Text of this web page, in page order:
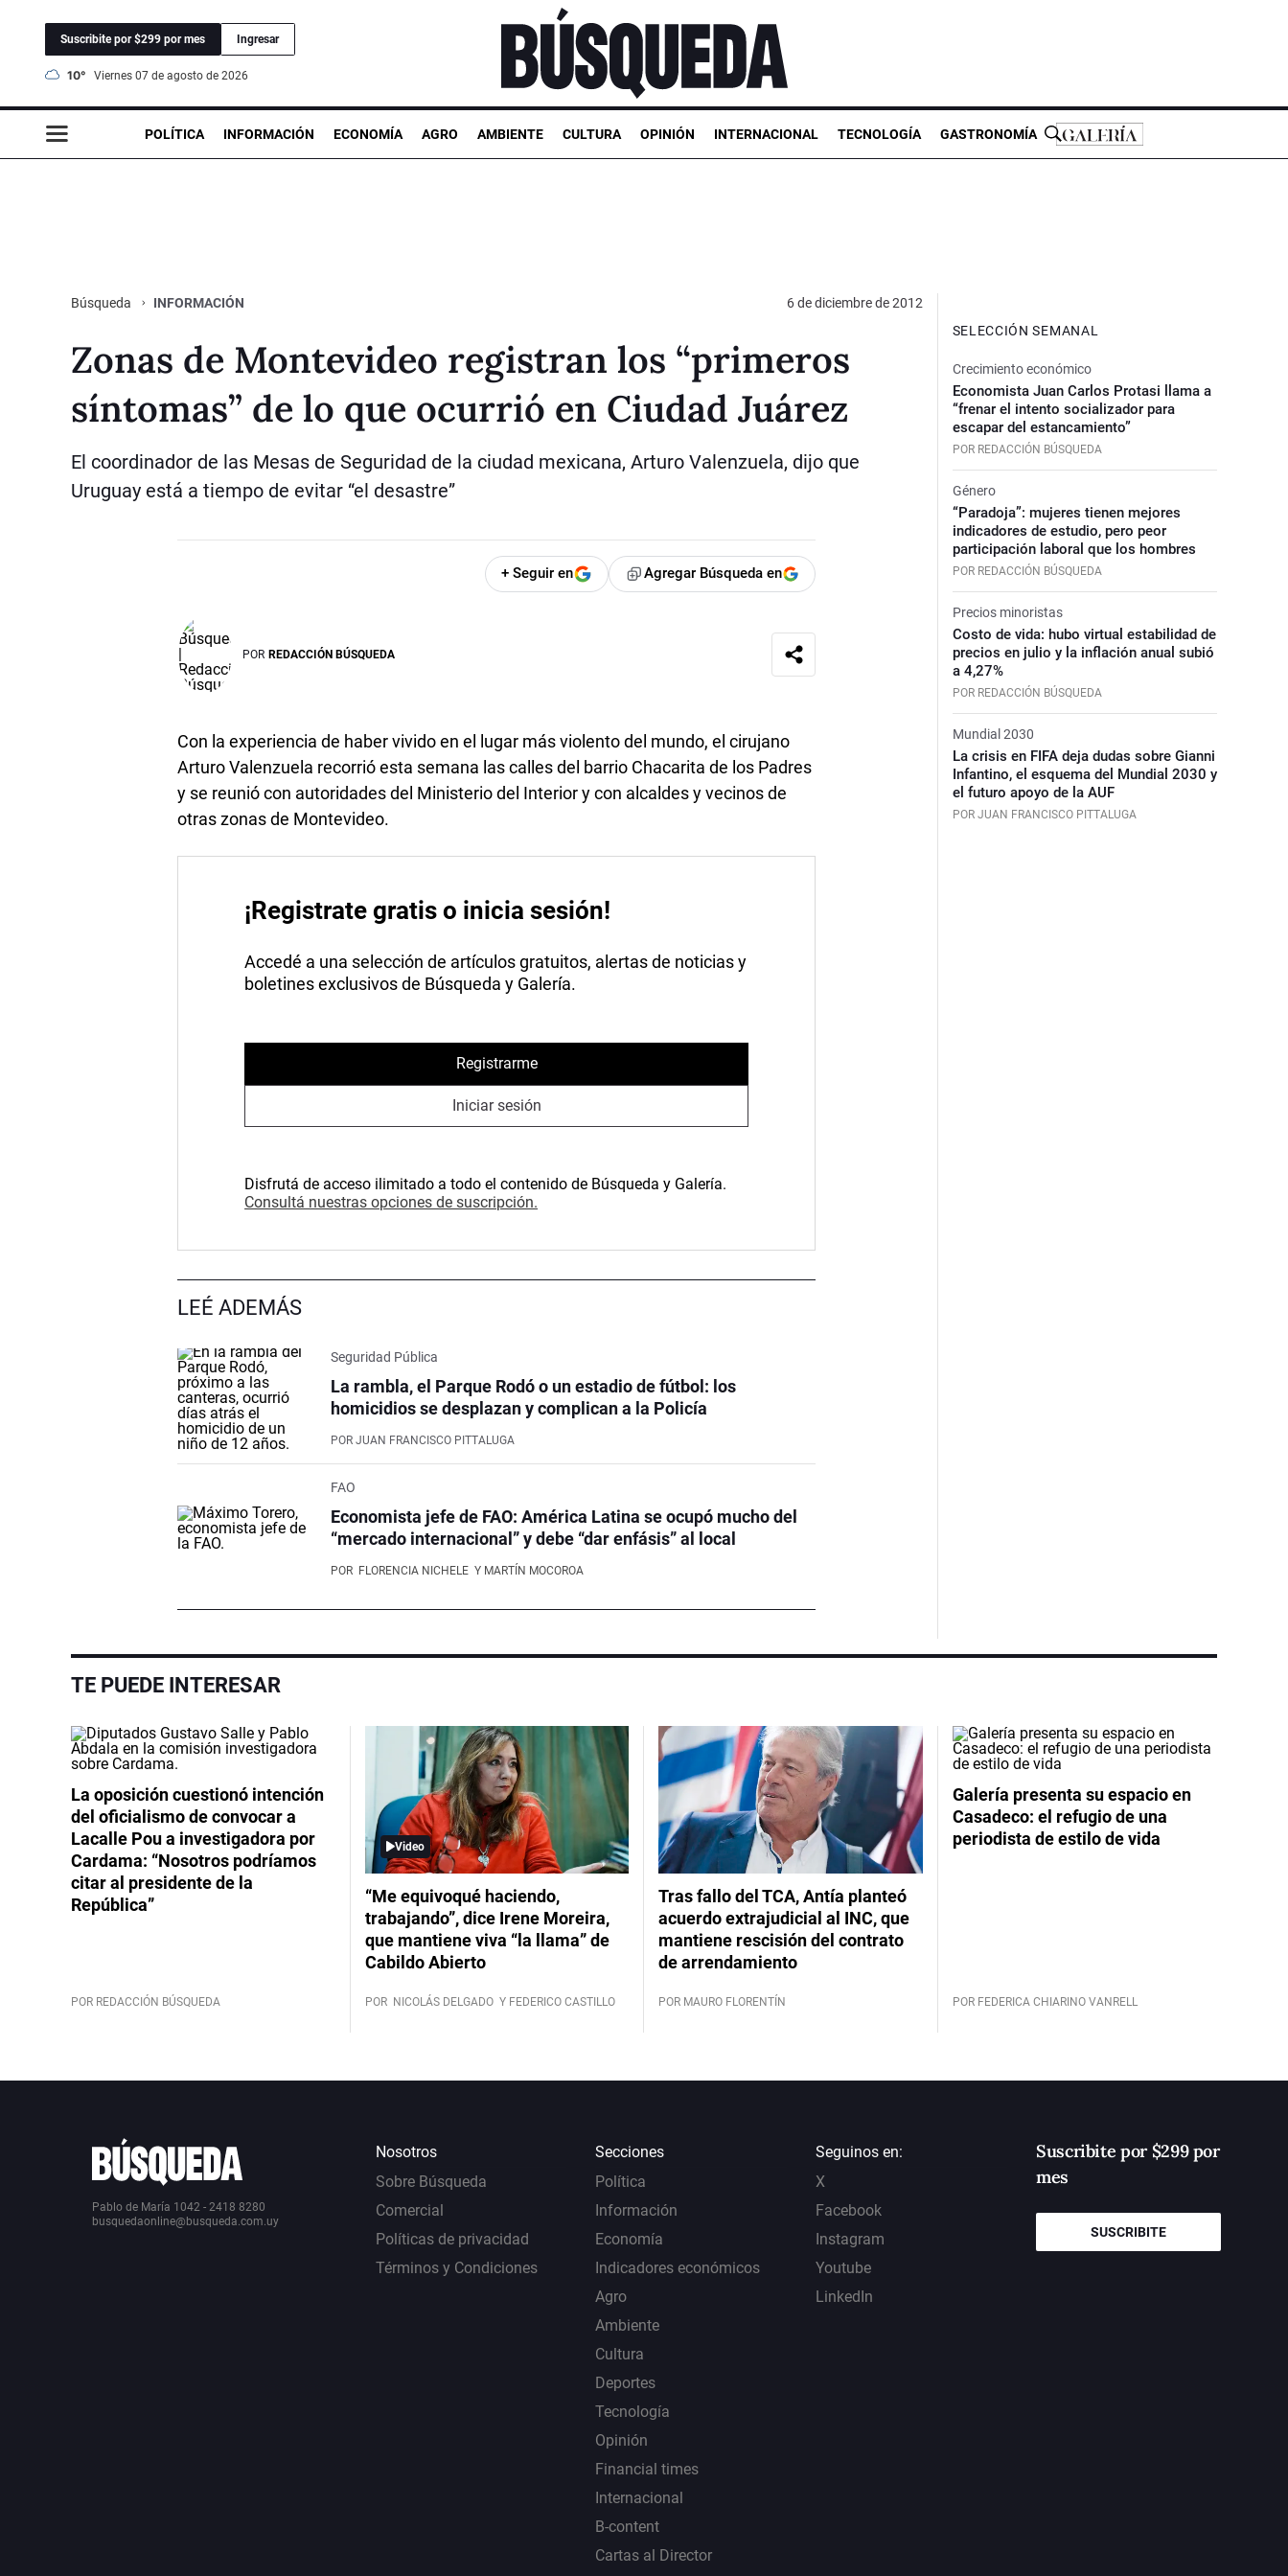
Suscribite por $299 por mes Ingresar
10° viernes 07 de agosto de 2026
POLÍTICA INFORMACIÓN ECONOMÍA AGRO AMBIENTE CULTURA OPINIÓN INTERNACIONAL TECNOLOGÍA GASTRONOMÍA
Búsqueda INFORMACIÓN 6 de diciembre de 2012
Zonas de Montevideo registran los “primeros
síntomas” de lo que ocurrió en Ciudad Juárez
El coordinador de las Mesas de Seguridad de la ciudad mexicana, Arturo Valenzuela, dijo que
Uruguay está a tiempo de evitar “el desastre”
+ Seguir en Agregar Búsqueda en
POR REDACCIÓN BÚSQUEDA
Con la experiencia de haber vivido en el lugar más violento del mundo, el cirujano
Arturo Valenzuela recorrió esta semana las calles del barrio Chacarita de los Padres
y se reunió con autoridades del Ministerio del Interior y con alcaldes y vecinos de
otras zonas de Montevideo.
¡Registrate gratis o inicia sesión!
Accedé a una selección de artículos gratuitos, alertas de noticias y
boletines exclusivos de Búsqueda y Galería.
Registrarme
Iniciar sesión
Disfrutá de acceso ilimitado a todo el contenido de Búsqueda y Galería.
Consultá nuestras opciones de suscripción.
LEÉ ADEMÁS
Seguridad Pública
La rambla, el Parque Rodó o un estadio de fútbol: los
homicidios se desplazan y complican a la Policía
POR JUAN FRANCISCO PITTALUGA
FAO
Economista jefe de FAO: América Latina se ocupó mucho del
“mercado internacional” y debe “dar enfásis” al local
POR FLORENCIA NICHELE Y MARTÍN MOCOROA
SELECCIÓN SEMANAL
Crecimiento económico
Economista Juan Carlos Protasi llama a
“frenar el intento socializador para
escapar del estancamiento”
POR REDACCIÓN BÚSQUEDA
Género
“Paradoja”: mujeres tienen mejores
indicadores de estudio, pero peor
participación laboral que los hombres
POR REDACCIÓN BÚSQUEDA
Precios minoristas
Costo de vida: hubo virtual estabilidad de
precios en julio y la inflación anual subió
a 4,27%
POR REDACCIÓN BÚSQUEDA
Mundial 2030
La crisis en FIFA deja dudas sobre Gianni
Infantino, el esquema del Mundial 2030 y
el futuro apoyo de la AUF
POR JUAN FRANCISCO PITTALUGA
TE PUEDE INTERESAR
La oposición cuestionó intención
del oficialismo de convocar a
Lacalle Pou a investigadora por
Cardama: “Nosotros podríamos
citar al presidente de la
República”
POR REDACCIÓN BÚSQUEDA
Video
“Me equivoqué haciendo,
trabajando”, dice Irene Moreira,
que mantiene viva “la llama” de
Cabildo Abierto
POR NICOLÁS DELGADO Y FEDERICO CASTILLO
Tras fallo del TCA, Antía planteó
acuerdo extrajudicial al INC, que
mantiene rescisión del contrato
de arrendamiento
POR MAURO FLORENTÍN
Galería presenta su espacio en
Casadeco: el refugio de una
periodista de estilo de vida
POR FEDERICA CHIARINO VANRELL
Pablo de María 1042 - 2418 8280
busquedaonline@busqueda.com.uy
Nosotros
Sobre Búsqueda
Comercial
Políticas de privacidad
Términos y Condiciones
Secciones
Política
Información
Economía
Indicadores económicos
Agro
Ambiente
Cultura
Deportes
Tecnología
Opinión
Financial times
Internacional
B-content
Cartas al Director
Seguinos en:
X
Facebook
Instagram
Youtube
LinkedIn
Suscribite por $299 por
mes
SUSCRIBITE